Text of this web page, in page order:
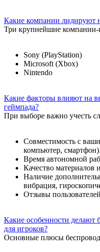
Какие компании лидируют
Три крупнейшие компании-
Sony (PlayStation)
Microsoft (Xbox)
Nintendo
Какие факторы влияют на
геймпада?
При выборе важно учесть
Совместимость с
компьютер, смартфон).
Время автономной
Качество материалов
Наличие
вибрация,
Отзывы
Какие особенности делают
для игроков?
Основные плюсы